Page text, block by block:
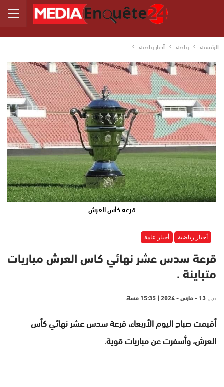
الرئيسية رياضة أخبار رياضية
قرعة كأس العرش
أخبار رياضية أخبار عامة
قرعة سدس عشر نهائي كاس العرش مباريات
متباينة .
في 13 - مارس - 2024 | 15:35 مساءً
أقيمت صباح اليوم الأربعاء، قرعة سدس عشر نهائي كأس
العرش، وأسفرت عن مباريات قوية.